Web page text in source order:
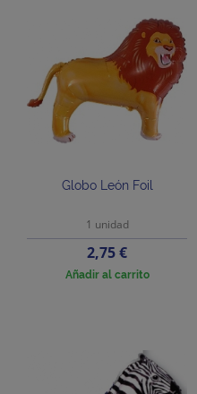
Globo León Foil
1 unidad
Precio
2,75 €
Añadir al carrito